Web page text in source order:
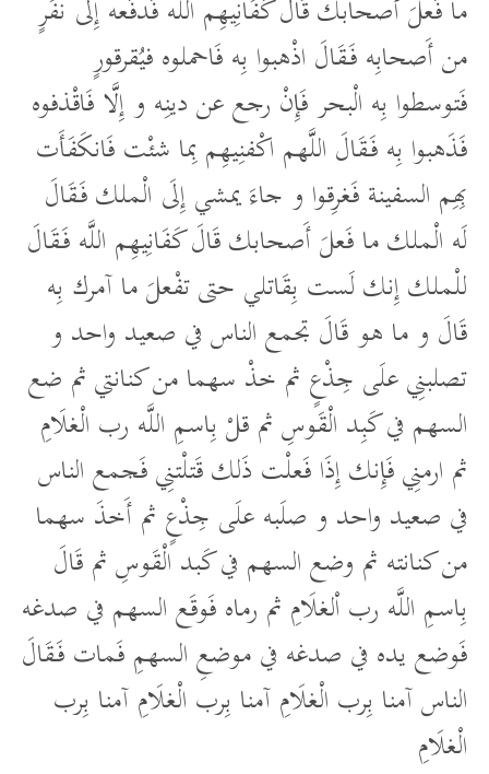
ما فَعلَ أَصحابك قَالَ كَفَانِيهِم اللَّه فَدفَعه إِلَى نفَرٍ
من أَصحابِه فَقَالَ اذْهبوا بِه فَاحملوه فيُقرقورٍ
فَتوسطوا بِه الْبحر فَإِنْ رجع عن دينِه و إِلَّا فَاقْذفوه
فَذَهبوا بِه فَقَالَ اللَّهم اكْفنِيهِم بِما شئْت فَانكَفَأَت
بِهِم السفينة فَغرِقوا و جاءَ يمشي إِلَى الْملك فَقَالَ
لَه الْملك ما فَعلَ أَصحابك قَالَ كَفَانِيهِم اللَّه فَقَالَ
للْملك إِنك لَست بِقَاتلي حتى تفْعلَ ما آمرك بِه
قَالَ و ما هو قَالَ تجمع الناس في صعيد واحد و
تصلبنِي علَى جِذْعٍ ثم خذْ سهما من كنانتي ثم ضع
السهم في كَبِد الْقَوسِ ثم قلْ بِاسمِ اللَّه رب الْغلَامِ
ثم ارمنِي فَإِنك إِذَا فَعلْت ذَلك قَتلْتنِي فَجمع الناس
في صعيد واحد و صلَبه علَى جِذْعٍ ثم أَخذَ سهما
من كنانته ثم وضع السهم في كَبد الْقَوسِ ثم قَالَ
بِاسمِ اللَّه رب اْلغلَامِ ثم رماه فَوقَع السهم في صدغه
فَوضع يده في صدغه في موضعِ السهمِ فَمات فَقَالَ
الناس آمنا بِرب الْغلَامِ آمنا بِرب الْغلَامِ آمنا بِرب
الْغلَامِ